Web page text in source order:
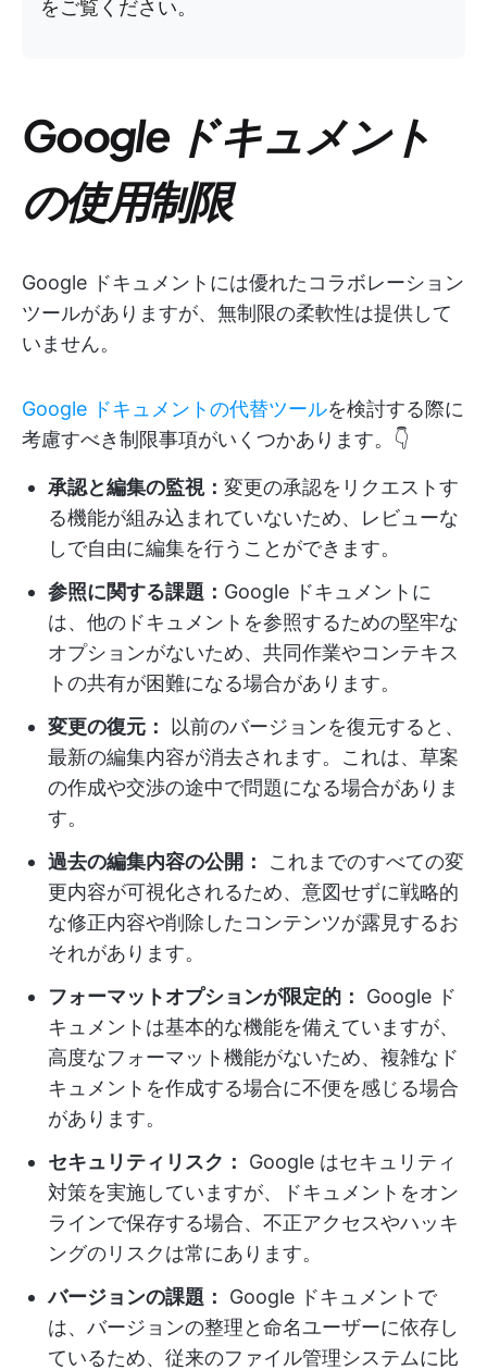
をご覧ください。
Google ドキュメント
の使用制限
Google ドキュメントには優れたコラボレーション
ツールがありますが、無制限の柔軟性は提供して
いません。
Google ドキュメントの代替ツールを検討する際に
考慮すべき制限事項がいくつかあります。👇
承認と編集の監視： 変更の承認をリクエストす
る機能が組み込まれていないため、レビューな
しで自由に編集を行うことができます。
参照に関する課題： Google ドキュメントに
は、他のドキュメントを参照するための堅牢な
オプションがないため、共同作業やコンテキス
トの共有が困難になる場合があります。
変更の復元：
以前のバージョンを復元すると、
最新の編集内容が消去されます。これは、草案
の作成や交渉の途中で問題になる場合がありま
す。
過去の編集内容の公開：
これまでのすべての変
更内容が可視化されるため、意図せずに戦略的
な修正内容や削除したコンテンツが露見するお
それがあります。
フォーマットオプションが限定的：
Google ド
キュメントは基本的な機能を備えていますが、
高度なフォーマット機能がないため、複雑なド
キュメントを作成する場合に不便を感じる場合
があります。
セキュリティリスク：
Google はセキュリティ
対策を実施していますが、ドキュメントをオン
ラインで保存する場合、不正アクセスやハッキ
ングのリスクは常にあります。
バージョンの課題：
Google ドキュメントで
は、バージョンの整理と命名ユーザーに依存し
ているため、従来のファイル管理システムに比